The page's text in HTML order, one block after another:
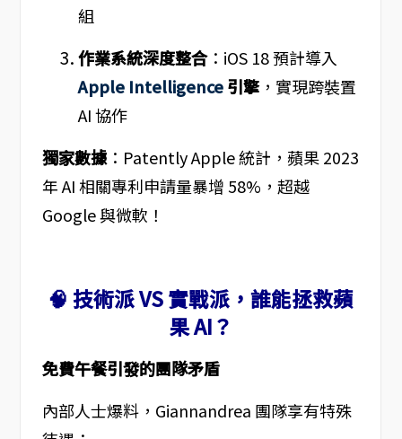
組
作業系統深度整合：iOS 18 預計導入
Apple Intelligence引擎，實現跨裝置
AI 協作
獨家數據：Patently Apple 統計，蘋果 2023
年 AI 相關專利申請量暴增 58%，超越
Google 與微軟！
🧠 技術派 VS 實戰派，誰能拯救蘋
果 AI？
免費午餐引發的團隊矛盾
內部人士爆料，Giannandrea 團隊享有特殊